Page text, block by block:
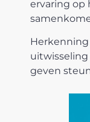
ervaring op
geven